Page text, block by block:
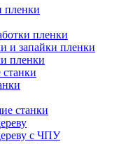
пленки
пленки
и запайки пленки
пленки
станки
с ЧПУ